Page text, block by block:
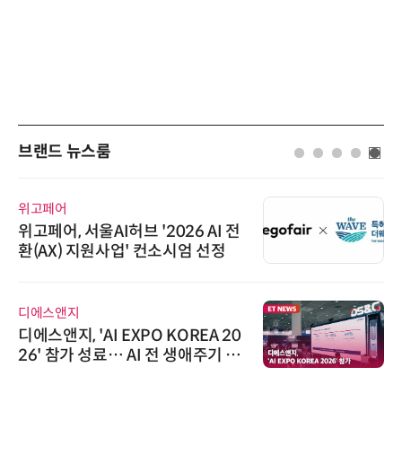
브랜드 뉴스룸
위고페어
위고페어, 서울AI허브 '2026 AI 전
환(AX) 지원사업' 컨소시엄 선정
디에스앤지
디에스앤지, 'AI EXPO KOREA 20
26' 참가 성료… AI 전 생애주기 아